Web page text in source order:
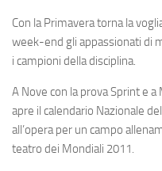
Con la Primavera torna la
week-end gli appassionati di
i campioni della disciplina.
A Nove con la prova Sprint e
apre il calendario Nazionale
all’opera per un campo
teatro dei Mondiali 2011.